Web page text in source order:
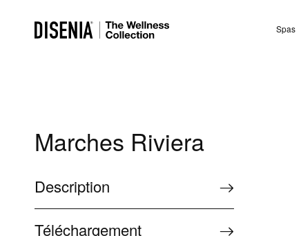
Spas
Marches Riviera
Description
Téléchargement